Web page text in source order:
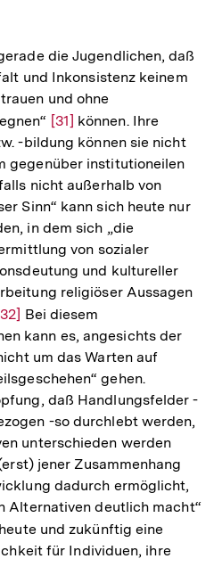
die Jugendlichen, daß
und Inkonsistenz keinem
und ohne
Zur
Auflösung
der
Fußnote
[31] können. Ihre
-bildung können sie nicht
gegenüber institutioneilen
nicht außerhalb von
Sinn“ kann sich heute nur
in dem sich „die
von sozialer
und kultureller
religiöser Aussagen
Bei diesem
kann es, angesichts der
um das Warten auf
gehen.
daß Handlungsfelder -
-so durchlebt werden,
unterschieden werden
jener Zusammenhang
dadurch ermöglicht,
Alternativen deutlich macht“
und zukünftig eine
für Individuen, ihre